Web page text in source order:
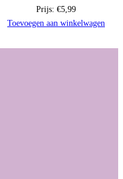
Prijs: €5,99
Toevoegen aan winkelwagen